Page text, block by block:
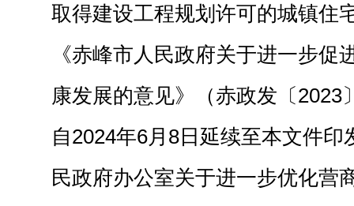
取得建设工程规划许可的城镇住
《赤峰市人民政府关于进一步促
康发展的意见》（赤政发〔2023
自2024年6月8日延续至本文件印
民政府办公室关于进一步优化营